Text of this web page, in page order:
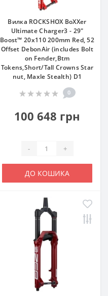
Вилка ROCKSHOX BoXXer
Ultimate Charger3 - 29"
Boost™ 20x110 200mm Red, 52
Offset DebonAir (includes Bolt
on Fender,Btm
Tokens,Short/Tall Crowns Star
nut, Maxle Stealth) D1
0
100 648 грн
- +
ДО КОШИКА